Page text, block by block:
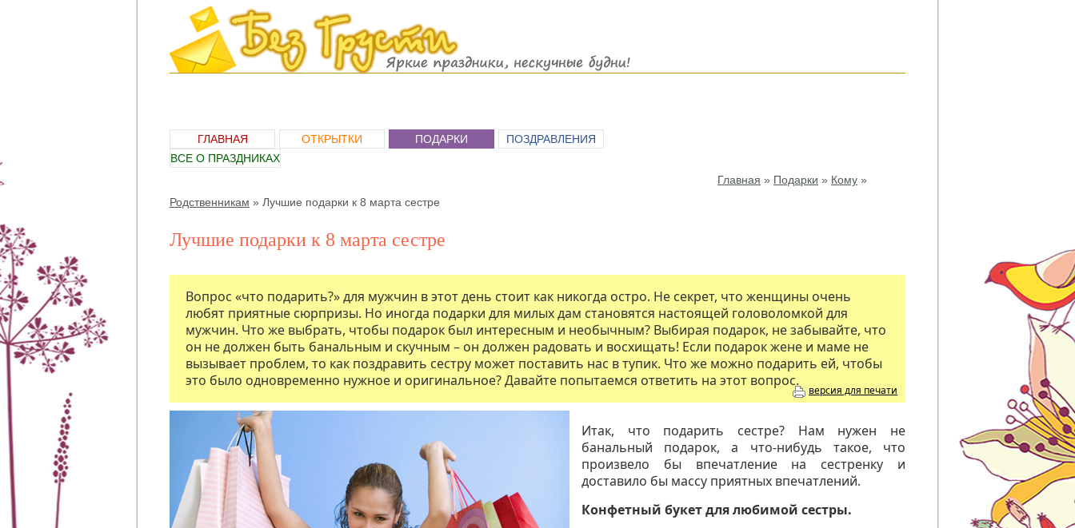
ГЛАВНАЯ ОТКРЫТКИ ПОДАРКИ
ПОЗДРАВЛЕНИЯ
ВСЕ О ПРАЗДНИКАХ
Главная » Подарки » Кому »
Родственникам » Лучшие подарки к 8 марта сестре
Лучшие подарки к 8 марта сестре
Вопрос «что подарить?» для мужчин в этот день стоит как никогда остро. Не секрет, что женщины очень
любят приятные сюрпризы. Но иногда подарки для милых дам становятся настоящей головоломкой для
мужчин. Что же выбрать, чтобы подарок был интересным и необычным? Выбирая подарок, не забывайте, что
он не должен быть банальным и скучным – он должен радовать и восхищать! Если подарок жене и маме не
вызывает проблем, то как поздравить сестру может поставить нас в тупик. Что же можно подарить ей, чтобы
это было одновременно нужное и оригинальное? Давайте попытаемся ответить на этот вопрос.
версия для печати
Итак, что подарить сестре? Нам нужен не
банальный подарок, а что-нибудь такое, что
произвело бы впечатление на сестренку и
доставило бы массу приятных впечатлений.
Конфетный букет для любимой сестры.